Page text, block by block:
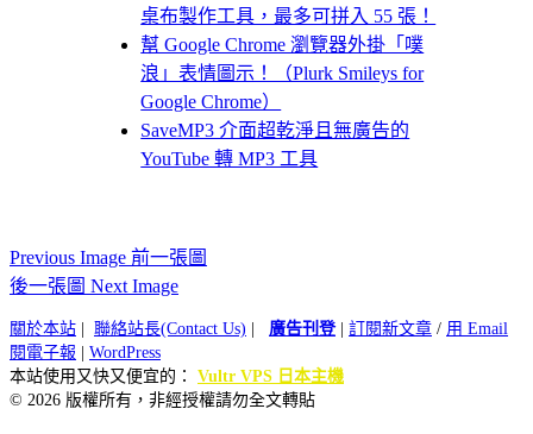
桌布製作工具，最多可拼入 55 張！
幫 Google Chrome 瀏覽器外掛「噗
浪」表情圖示！（Plurk Smileys for
Google Chrome）
SaveMP3 介面超乾淨且無廣告的
YouTube 轉 MP3 工具
Previous Image 前一張圖
後一張圖 Next Image
關於本站 聯絡站長(Contact Us) 廣告刊登| 訂閱新文章 / 用 Email
閱電子報
WordPress
本站使用又快又便宜的： Vultr VPS 日本主機
© 2026 版權所有，非經授權請勿全文轉貼